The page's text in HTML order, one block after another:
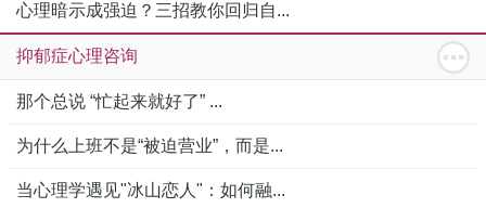
心理暗示成强迫？三招教你回归自...
抑郁症心理咨询
那个总说 “忙起来就好了” ...
为什么上班不是“被迫营业”，而是...
当心理学遇见"冰山恋人"：如何融...